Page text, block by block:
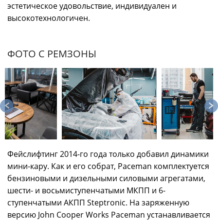
эстетическое удовольствие, индивидуален и
высокотехнологичен.
ФОТО С РЕМЗОНЫ
Фейслифтинг 2014-го года только добавил динамики
мини-кару. Как и его собрат, Paceman комплектуется
бензиновыми и дизельными силовыми агрегатами,
шести- и восьмиступенчатыми МКПП и 6-
ступенчатыми АКПП Steptronic. На заряженную
версию John Cooper Works Paceman устанавливается